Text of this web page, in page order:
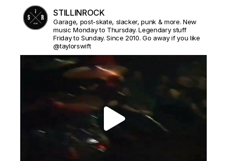
STILLINROCK
Garage, post-skate, slacker, punk & more. New
music Monday to Thursday. Legendary stuff
Friday to Sunday. Since 2010. Go away if you like
@taylorswift